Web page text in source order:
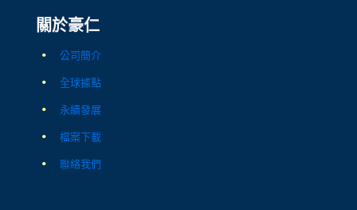
關於豪仁
公司簡介
全球據點
永續發展
檔案下載
聯絡我們